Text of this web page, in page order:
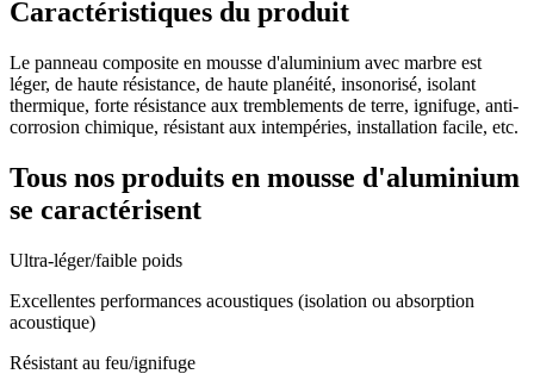
Caractéristiques du produit
Le panneau composite en mousse d'aluminium avec marbre est
léger, de haute résistance, de haute planéité, insonorisé, isolant
thermique, forte résistance aux tremblements de terre, ignifuge, anti-
corrosion chimique, résistant aux intempéries, installation facile, etc.
Tous nos produits en mousse d'aluminium
se caractérisent
Ultra-léger/faible poids
Excellentes performances acoustiques (isolation ou absorption
acoustique)
Résistant au feu/ignifuge